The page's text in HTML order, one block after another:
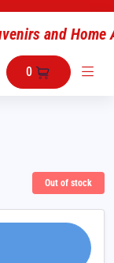
0
Out of stock